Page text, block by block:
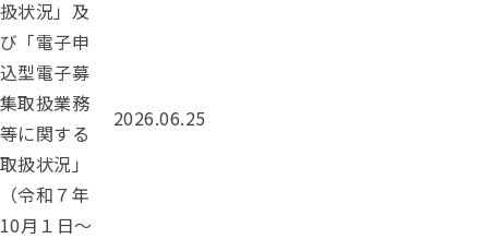
扱状況」及
び「電子申
込型電子募
集取扱業務
等に関する
取扱状況」
（令和７年
10月１日～
投稿日：
2026.06.25